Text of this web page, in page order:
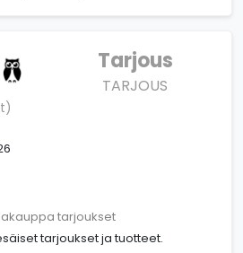
Tarjous
TARJOUS
tarjoukset
tarjoukset ja tuotteet.